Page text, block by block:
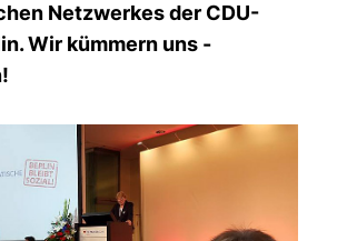
Netzwerkes der CDU-
Wir kümmern uns -